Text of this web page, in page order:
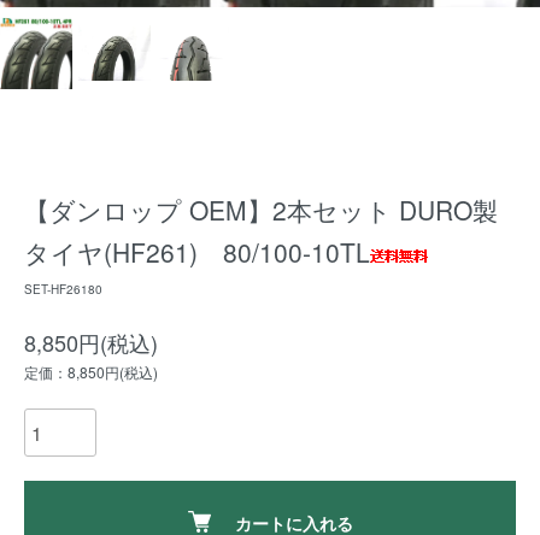
【ダンロップ OEM】2本セット DURO製
タイヤ(HF261) 80/100-10TL
SET-HF26180
8,850円(税込)
定価：8,850円(税込)
カートに入れる